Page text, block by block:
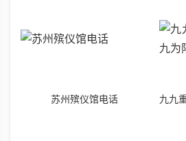
苏州殡仪馆电话